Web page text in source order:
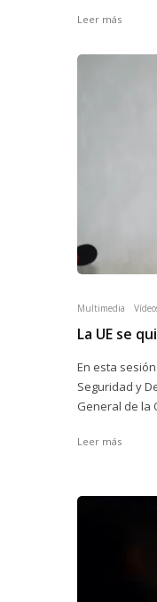
Leer más
Multimedia
La UE se
En esta
Seguridad y
General de la
Leer más